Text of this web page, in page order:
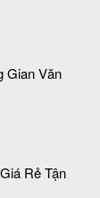
Gian Văn
Rẻ Tận